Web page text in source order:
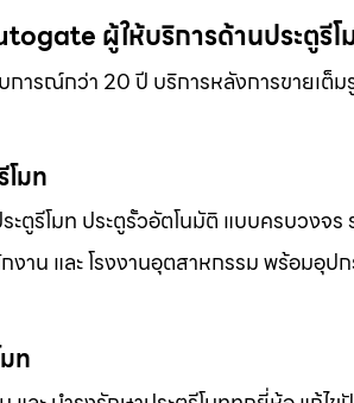
ผู้ให้บริการด้านประตูรี
การณ์กว่า 20 ปี บริการหลังการขายเต็
มท
ะตูรีโมท ประตูรั้วอัตโนมัติ แบบครบวงจ
งาน และ โรงงานอุตสาหกรรม พร้อม
ท